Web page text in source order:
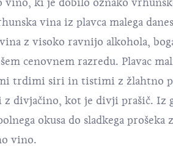
vina iz plavca malega
z visoko ravnijo alkohola,
cenovnem razredu. Plavac
trdimi siri in tistimi z žlahtno
divjačino, kot je divji prašič. Iz
okusa do sladkega prošeka
vino.